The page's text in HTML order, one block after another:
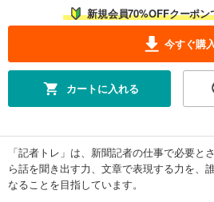
新規会員70%OFFクーポン
今すぐ購
カートに入れる
「記者トレ」は、新聞記者の仕事で必要と
ら話を聞き出す力、文章で表現する力を、
なることを目指しています。